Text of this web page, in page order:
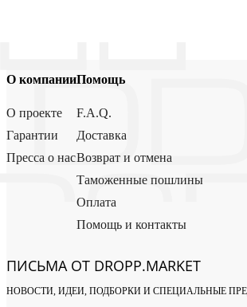
О компании
О проекте
Гарантии
Пресса о нас
Помощь
F.A.Q.
Доставка
Возврат и отмена
Таможенные пошлины
Оплата
Помощь и контакты
ПИСЬМА ОТ DROPP.MARKET
НОВОСТИ, ИДЕИ, ПОДБОРКИ И СПЕЦИАЛЬНЫЕ